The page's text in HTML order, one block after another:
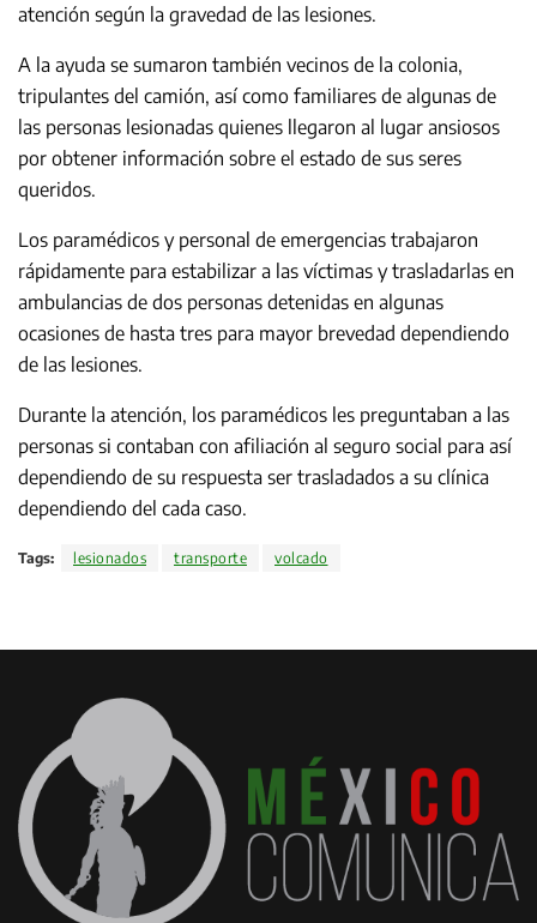
atención según la gravedad de las lesiones.
A la ayuda se sumaron también vecinos de la colonia,
tripulantes del camión, así como familiares de algunas de
las personas lesionadas quienes llegaron al lugar ansiosos
por obtener información sobre el estado de sus seres
queridos.
Los paramédicos y personal de emergencias trabajaron
rápidamente para estabilizar a las víctimas y trasladarlas en
ambulancias de dos personas detenidas en algunas
ocasiones de hasta tres para mayor brevedad dependiendo
de las lesiones.
Durante la atención, los paramédicos les preguntaban a las
personas si contaban con afiliación al seguro social para así
dependiendo de su respuesta ser trasladados a su clínica
dependiendo del cada caso.
Tags: lesionados transporte volcado